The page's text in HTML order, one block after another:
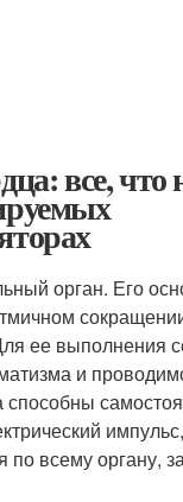
все, что
орган. Его
ее выполнения
и
способны
по всему органу,